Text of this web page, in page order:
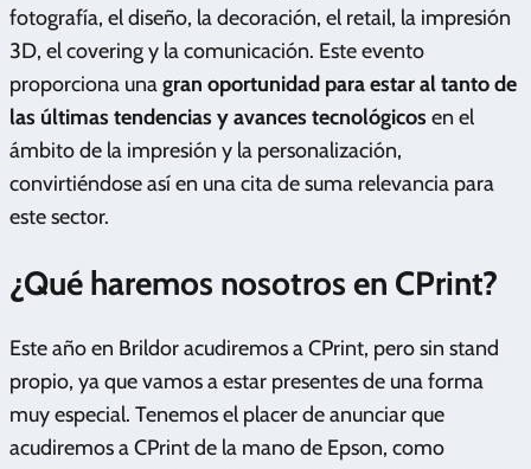
fotografía, el diseño, la decoración, el retail, la impresión
3D, el covering y la comunicación. Este evento
proporciona unagran oportunidad para estar al tanto de
las últimas tendencias y avances tecnológicos en el
ámbito de la impresión y la personalización,
convirtiéndose así en una cita de suma relevancia para
este sector.
¿Qué haremos nosotros en CPrint?
Este año en Brildor acudiremos a CPrint, pero sin stand
propio, ya que vamos a estar presentes de una forma
muy especial. Tenemos el placer de anunciar que
acudiremos a CPrint de la mano de Epson, como